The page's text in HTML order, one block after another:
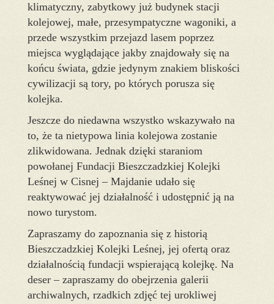
klimatyczny, zabytkowy już budynek stacji
kolejowej, małe, przesympatyczne wagoniki, a
przede wszystkim przejazd lasem poprzez
miejsca wyglądające jakby znajdowały się na
końcu świata, gdzie jedynym znakiem bliskości
cywilizacji są tory, po których porusza się
kolejka.
Jeszcze do niedawna wszystko wskazywało na
to, że ta nietypowa linia kolejowa zostanie
zlikwidowana. Jednak dzięki staraniom
powołanej Fundacji Bieszczadzkiej Kolejki
Leśnej w Cisnej – Majdanie udało się
reaktywować jej działalność i udostępnić ją na
nowo turystom.
Zapraszamy do zapoznania się z historią
Bieszczadzkiej Kolejki Leśnej, jej ofertą oraz
działalnością fundacji wspierającą kolejkę. Na
deser – zapraszamy do obejrzenia galerii
archiwalnych, rzadkich zdjęć tej urokliwej